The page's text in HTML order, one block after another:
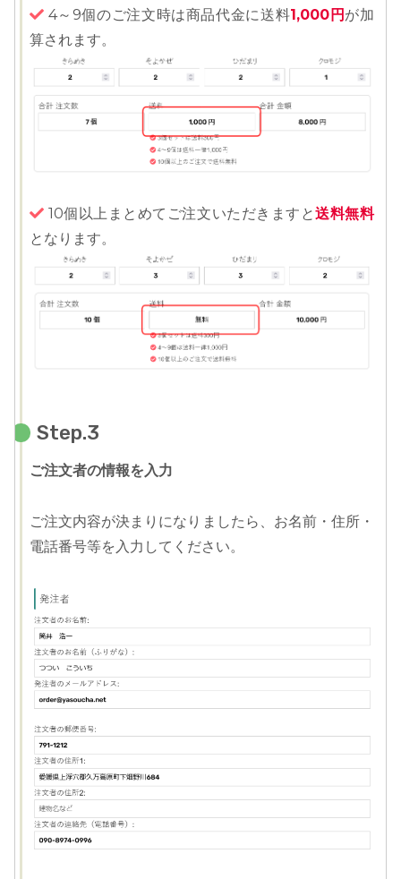
4～9個のご注文時は商品代金に送料1,000円 が加
算されます。
10個以上まとめてご注文いただきますと送料無料
となります。
Step.3
ご注文者の情報を入力
ご注文内容が決まりになりましたら、お名前・住所・
電話番号等を入力してください。